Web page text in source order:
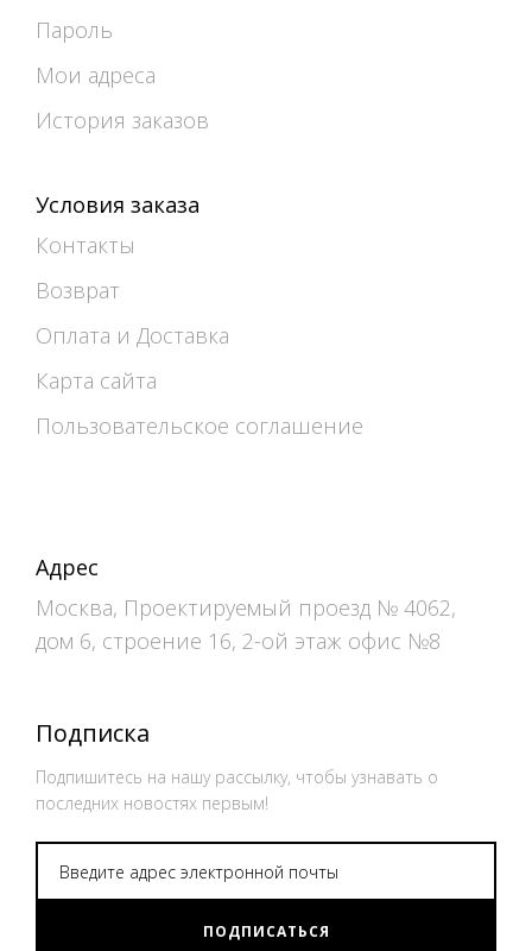
Пароль
Мои адреса
История заказов
Условия заказа
Контакты
Возврат
Оплата и Доставка
Карта сайта
Пользовательское соглашение
Адрес
Москва, Проектируемый проезд № 4062,
дом 6, строение 16, 2-ой этаж офис №8
Подписка
Подпишитесь на нашу рассылку, чтобы узнавать о
последних новостях первым!
ПОДПИСАТЬСЯ